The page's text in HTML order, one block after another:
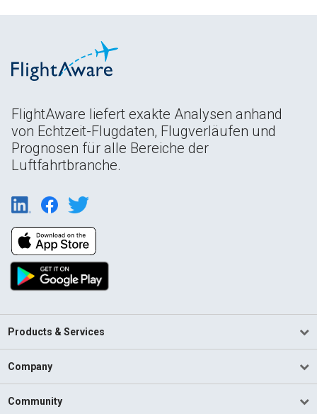
FlightAware liefert exakte Analysen anhand
von Echtzeit-Flugdaten, Flugverläufen und
Prognosen für alle Bereiche der
Luftfahrtbranche.
Products & Services
Company
Community